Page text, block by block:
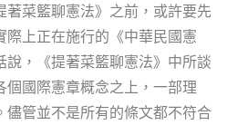
菜籃聊憲法》之前，或許要先
上正在施行的《中華民國憲
，《提著菜籃聊憲法》中所談
個國際憲章概念之上，一部理
管並不是所有的條文都不符合